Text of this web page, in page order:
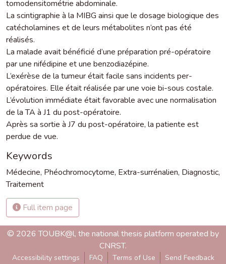
tomodensitométrie abdominale.
La scintigraphie à la MIBG ainsi que le dosage biologique des
catécholamines et de leurs métabolites n’ont pas été
réalisés.
La malade avait bénéficié d’une préparation pré-opératoire
par une nifédipine et une benzodiazépine.
L’exérèse de la tumeur était facile sans incidents per-
opératoires. Elle était réalisée par une voie bi-sous costale.
L’évolution immédiate était favorable avec une normalisation
de la TA à J1 du post-opératoire.
Après sa sortie à J7 du post-opératoire, la patiente est
perdue de vue.
Keywords
Médecine, Phéochromocytome, Extra-surrénalien, Diagnostic,
Traitement
Full item page
© 2026 TOUBK@l, the national thesis platform operated by
CNRST.
Accessibility settings FAQ Terms of Use Send Feedback